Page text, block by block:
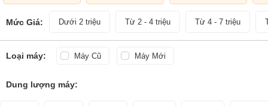
Mức Giá: Dưới 2 triệu Từ 2 - 4 triệu Từ 4 - 7 triệu
Loại máy: Máy Cũ Máy Mới
Dung lượng máy: